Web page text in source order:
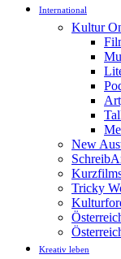
International
Kultur
New
Tricky
Kreativ leben